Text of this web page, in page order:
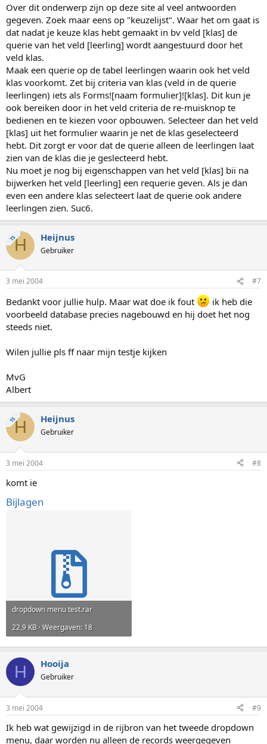
Over dit onderwerp zijn op deze site al veel antwoorden
gegeven. Zoek maar eens op "keuzelijst". Waar het om gaat is
dat nadat je keuze klas hebt gemaakt in bv veld [klas] de
querie van het veld [leerling] wordt aangestuurd door het
veld klas.
Maak een querie op de tabel leerlingen waarin ook het veld
klas voorkomt. Zet bij criteria van klas (veld in de querie
leerlingen) iets als Forms![naam formulier]![klas]. Dit kun je
ook bereiken door in het veld criteria de re-muisknop te
bedienen en te kiezen voor opbouwen. Selecteer dan het veld
[klas] uit het formulier waarin je net de klas geselecteerd
hebt. Dit zorgt er voor dat de querie alleen de leerlingen laat
zien van de klas die je geslecteerd hebt.
Nu moet je nog bij eigenschappen van het veld [klas] bii na
bijwerken het veld [leerling] een requerie geven. Als je dan
even een andere klas selecteert laat de querie ook andere
leerlingen zien. Suc6.
TSH Heijnus
Gebruiker
3 mei 2004 #7
Bedankt voor jullie hulp. Maar wat doe ik fout
ik heb die
voorbeeld database precies nagebouwd en hij doet het nog
steeds niet.
Wilen jullie pls ff naar mijn testje kijken
MvG
Albert
TSH Heijnus
Gebruiker
3 mei 2004 #8
komt ie
Bijlagen
dropdown menu test.rar
22,9 KB · Weergaven: 18
H Hooija
Gebruiker
3 mei 2004 #9
Ik heb wat gewijzigd in de rijbron van het tweede dropdown
menu, daar worden nu alleen de records weergegeven